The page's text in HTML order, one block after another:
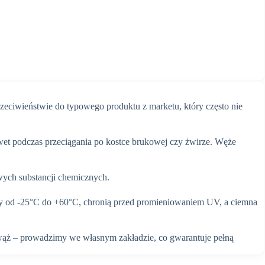
do typowego produktu z marketu, który często nie
podczas przeciągania po kostce brukowej czy żwirze. Węże
substancji chemicznych.
-25°C do +60°C, chronią przed promieniowaniem UV, a ciemna
– prowadzimy we własnym zakładzie, co gwarantuje pełną